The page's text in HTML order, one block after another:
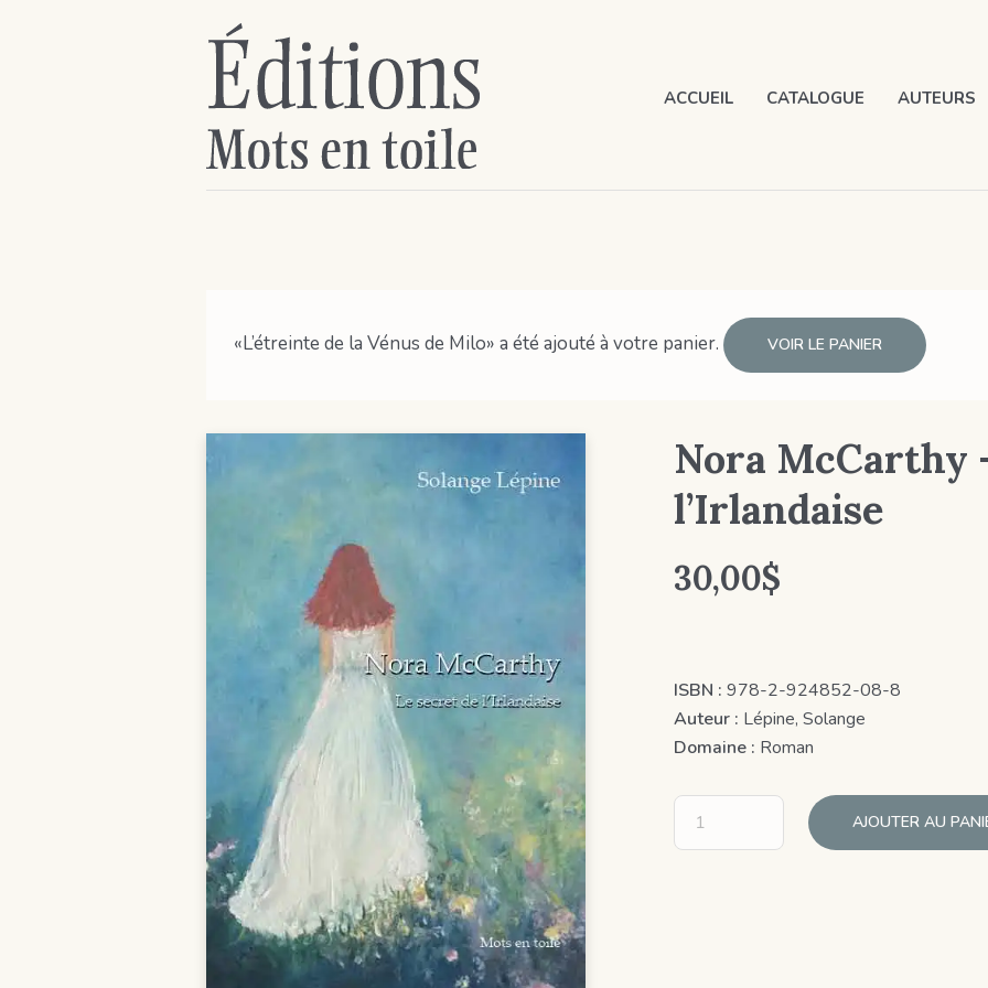
ACCUEIL CATALOGUE AUTEURS
«L’étreinte de la Vénus de Milo» a été ajouté à votre panier. VOIR LE PANIER
Nora McCarthy
l’Irlandaise
30,00$
ISBN :978-2-924852-08-8
Auteur : Lépine, Solange
Domaine : Roman
AJOUTER AU